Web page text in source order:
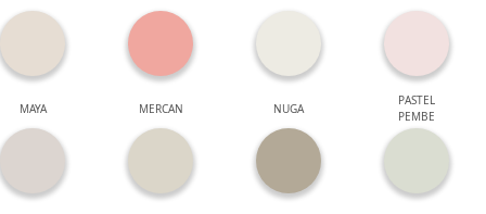
MAYA MERCAN NUGA
PASTEL
PEMBE